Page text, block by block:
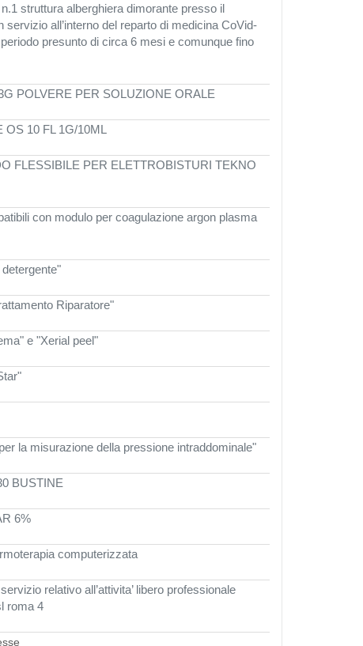
struttura alberghiera dimorante presso il
servizio all’interno del reparto di medicina CoVid-
presunto di circa 6 mesi e comunque fino
POLVERE PER SOLUZIONE ORALE
10 FL 1G/10ML
FLESSIBILE PER ELETTROBISTURI TEKNO
con modulo per coagulazione argon plasma
Riparatore"
e "Xerial peel"
la misurazione della pressione intraddominale"
BUSTINE
6%
computerizzata
servizio relativo all’attivita’ libero professionale
roma 4